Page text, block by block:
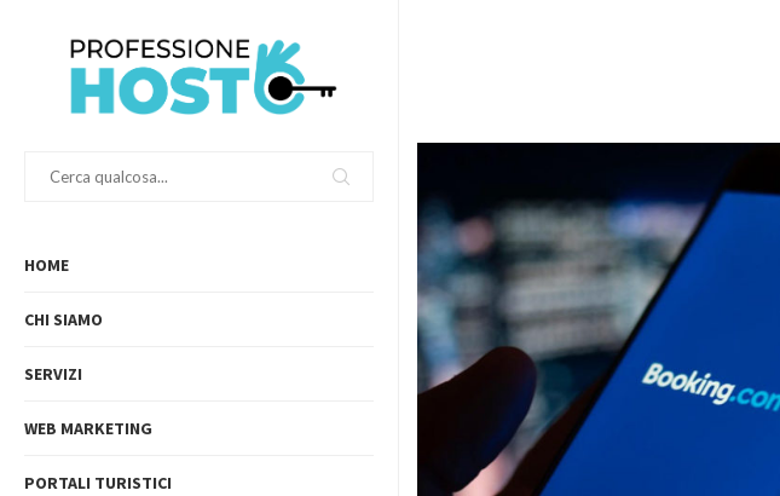
HOME
CHI SIAMO
SERVIZI
WEB MARKETING
PORTALI TURISTICI